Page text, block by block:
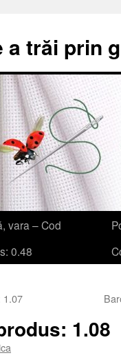
a trăi prin
vara – Cod
0.48
1.07
1.08